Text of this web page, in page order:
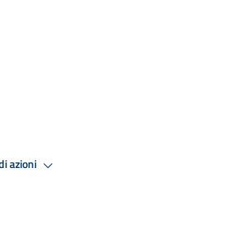
azioni